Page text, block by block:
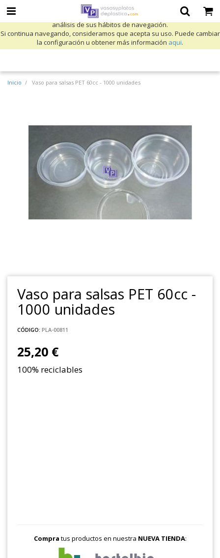
Utilizamos cookies propias y de terceros para mejorar nuestros servicios
y mostrarle publicidad relacionada con sus preferencias mediante el
análisis de sus hábitos de navegación.
Si continua navegando, consideramos que acepta su uso. Puede cambiar
la configuración u obtener más información aqui.
Inicio Vaso para salsas PET 60cc - 1000 unidades
Vaso para salsas PET 60cc -
1000 unidades
CÓDIGO: PLA-00811
25,20 €
100% reciclables
Compra tus productos en nuestra NUEVA TIENDA: